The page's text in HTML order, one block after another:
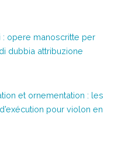
: opere manoscritte per
dubbia attribuzione
et ornementation : les
pour violon en